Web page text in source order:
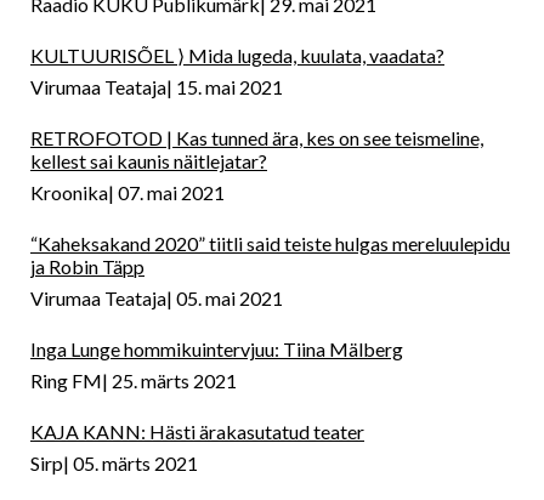
KULTUURISÕEL ⟩ Mida lugeda, kuulata, vaadata?
Virumaa Teataja 15. mai 2021
RETROFOTOD | Kas tunned ära, kes on see teismeline,
kellest sai kaunis näitlejatar?
Kroonika 07. mai 2021
“Kaheksakand 2020” tiitli said teiste hulgas mereluulepidu
ja Robin Täpp
Virumaa Teataja 05. mai 2021
Inga Lunge hommikuintervjuu: Tiina Mälberg
Ring FM 25. märts 2021
KAJA KANN: Hästi ärakasutatud teater
Sirp 05. märts 2021